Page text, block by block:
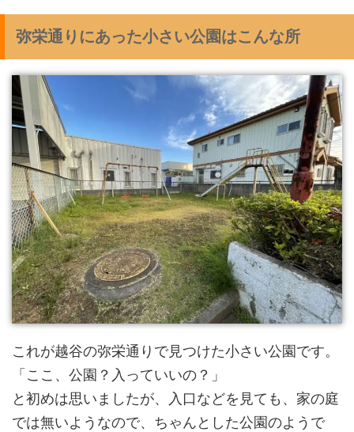
弥栄通りにあった小さい公園はこんな所
これが越谷の弥栄通りで見つけた小さい公園です。
「ここ、公園？入っていいの？」
と初めは思いましたが、入口などを見ても、家の庭
では無いようなので、ちゃんとした公園のようで